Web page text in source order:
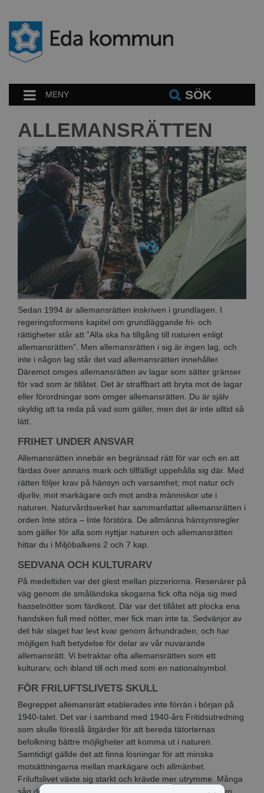
MENY SÖK
ALLEMANSRÄTTEN
Sedan 1994 är allemansrätten inskriven i grundlagen. I
regeringsformens kapitel om grundläggande fri- och
rättigheter står att ”Alla ska ha tillgång till naturen enligt
allemansrätten”. Men allemansrätten i sig är ingen lag, och
inte i någon lag står det vad allemansrätten innehåller.
Däremot omges allemansrätten av lagar som sätter gränser
för vad som är tillåtet. Det är straffbart att bryta mot de lagar
eller förordningar som omger allemansrätten. Du är själv
skyldig att ta reda på vad som gäller, men det är inte alltid så
lätt.
FRIHET UNDER ANSVAR
Allemansrätten innebär en begränsad rätt för var och en att
färdas över annans mark och tillfälligt uppehålla sig där. Med
rätten följer krav på hänsyn och varsamhet; mot natur och
djurliv, mot markägare och mot andra människor ute i
naturen. Naturvårdsverket har sammanfattat allemansrätten i
orden Inte störa – Inte förstöra. De allmänna hänsynsregler
som gäller för alla som nyttjar naturen och allemansrätten
hittar du i Miljöbalkens 2 och 7 kap.
SEDVANA OCH KULTURARV
På medeltiden var det glest mellan pizzeriorna. Resenärer på
väg genom de småländska skogarna fick ofta nöja sig med
hasselnötter som färdkost. Där var det tillåtet att plocka ena
handsken full med nötter, mer fick man inte ta. Sedvänjor av
det här slaget har levt kvar genom århundraden, och har
möjligen haft betydelse för delar av vår nuvarande
allemansrätt. Vi betraktar ofta allemansrätten som ett
kulturarv, och ibland till och med som en nationalsymbol.
FÖR FRILUFTSLIVETS SKULL
Begreppet allemansrätt etablerades inte förrän i början på
1940-talet. Det var i samband med 1940-års Fritidsutredning
som skulle föreslå åtgärder för att bereda tätorternas
befolkning bättre möjligheter att komma ut i naturen.
Samtidigt gällde det att finna lösningar för att minska
motsättningarna mellan markägare och allmänhet.
Friluftslivet växte sig starkt och krävde mer utrymme. Många